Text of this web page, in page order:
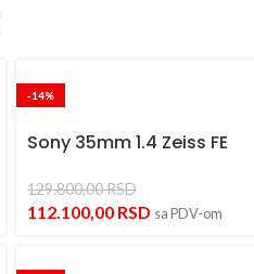
-14%
Sony 35mm 1.4 Zeiss FE
129.800,00RSD
112.100,00 RSD sa PDV-om